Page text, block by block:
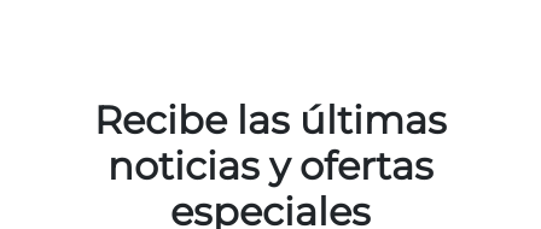
Recibe las últimas
noticias y ofertas
especiales